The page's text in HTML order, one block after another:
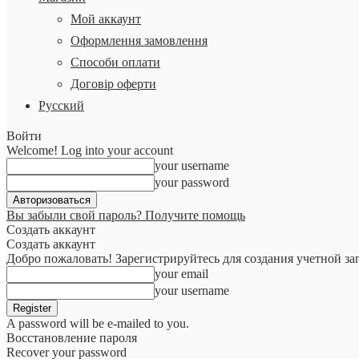
Мой аккаунт
Оформлення замовлення
Способи оплати
Договір оферти
Русский
Войти
Welcome! Log into your account
your username
your password
Вы забыли свой пароль? Получите помощь
Создать аккаунт
Создать аккаунт
Добро пожаловать! Зарегистрируйтесь для создания учетной
your email
your username
A password will be e-mailed to you.
Восстановление пароля
Recover your password